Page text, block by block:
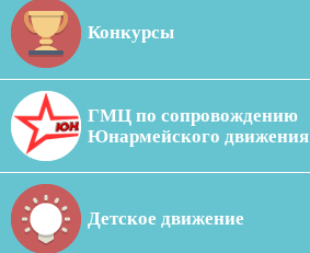
Конкурсы
ГМЦ по сопровождению
Юнармейского движения
Детское движение